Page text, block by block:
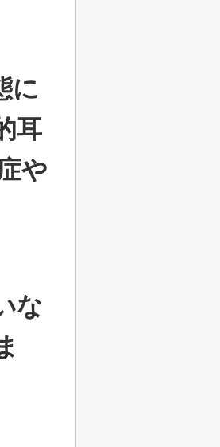
に
耳
や
な